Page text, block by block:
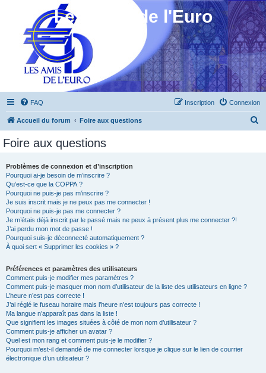
Les Amis de l'Euro
FAQ Connexion
Inscription
Accueil du forum Foire aux questions
Foire aux questions
Problèmes de connexion et d’inscription
Pourquoi ai-je besoin de m’inscrire ?
Qu’est-ce que la COPPA ?
Pourquoi ne puis-je pas m’inscrire ?
Je suis inscrit mais je ne peux pas me connecter !
Pourquoi ne puis-je pas me connecter ?
Je m’étais déjà inscrit par le passé mais ne peux à présent plus me connecter ?!
J’ai perdu mon mot de passe !
Pourquoi suis-je déconnecté automatiquement ?
À quoi sert « Supprimer les cookies » ?
Préférences et paramètres des utilisateurs
Comment puis-je modifier mes paramètres ?
Comment puis-je masquer mon nom d’utilisateur de la liste des utilisateurs en ligne ?
L’heure n’est pas correcte !
J’ai réglé le fuseau horaire mais l’heure n’est toujours pas correcte !
Ma langue n’apparaît pas dans la liste !
Que signifient les images situées à côté de mon nom d’utilisateur ?
Comment puis-je afficher un avatar ?
Quel est mon rang et comment puis-je le modifier ?
Pourquoi m’est-il demandé de me connecter lorsque je clique sur le lien de courrier
électronique d’un utilisateur ?